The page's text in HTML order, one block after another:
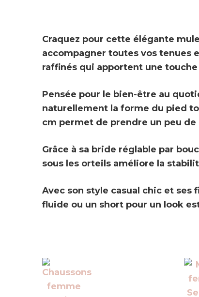
Craquez pour cette élégante mule
accompagner toutes vos tenues
raffinés qui apportent une
Pensée pour le bien-être au
naturellement la forme du pied
cm permet de prendre un peu
Grâce à sa bride réglable par
sous les orteils améliore la
Avec son style casual chic et
fluide ou un short pour un look